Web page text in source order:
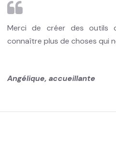
Merci de créer des outils
connaître plus de choses qui
Angélique, accueillante